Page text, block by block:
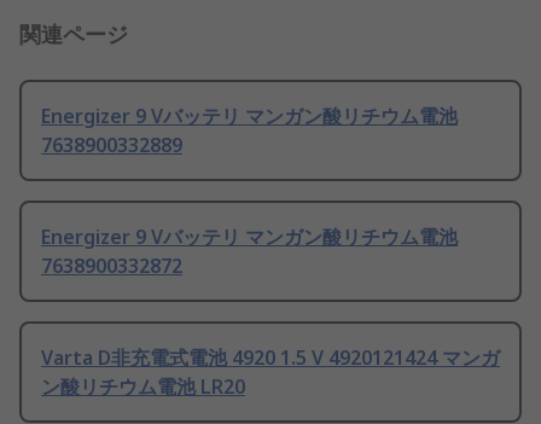
関連ページ
Energizer 9 Vバッテリ マンガン酸リチウム電池
7638900332889
Energizer 9 Vバッテリ マンガン酸リチウム電池
7638900332872
Varta D非充電式電池 4920 1.5 V 4920121424 マンガ
ン酸リチウム電池 LR20